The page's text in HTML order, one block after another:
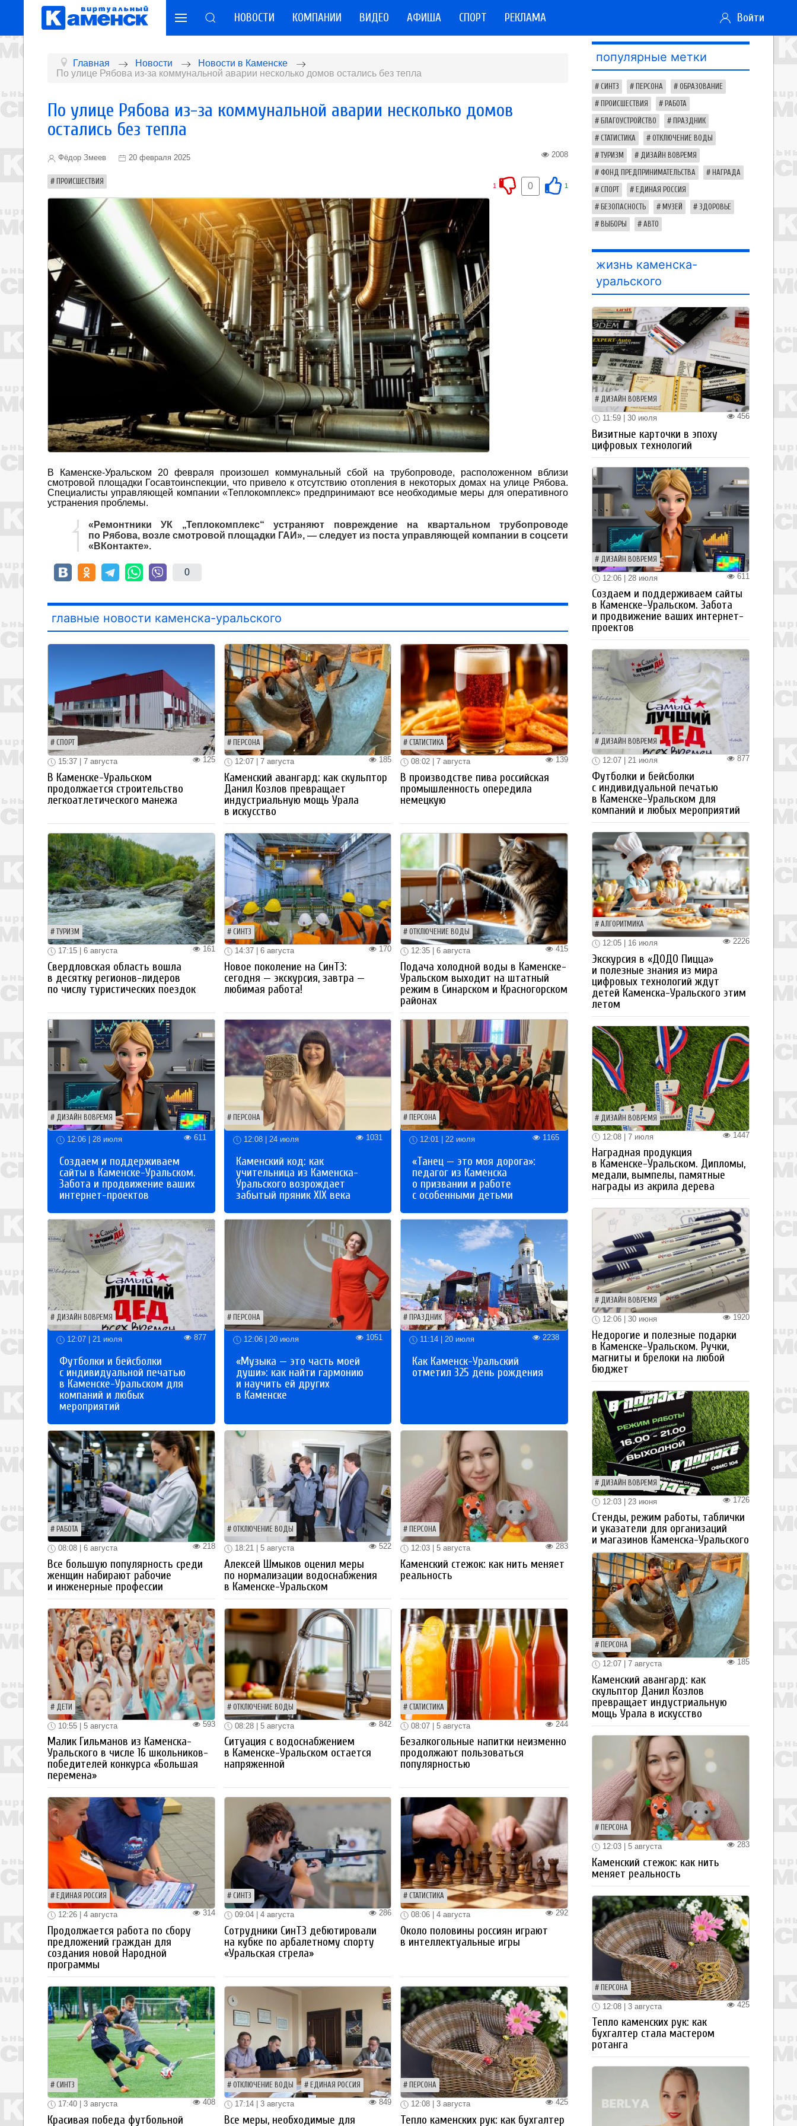
НОВОСТИ КОМПАНИИ ВИДЕО АФИША СПОРТ РЕКЛАМА Войти
Главная Новости
Новости в Каменске
По улице Рябова из-за коммунальной аварии несколько домов остались без тепла
По улице Рябова из-за коммунальной аварии несколько домов
остались без тепла
Фёдор Змеев 20 февраля 2025 2008
ПРОИСШЕСТВИЯ 1
0
1
В Каменске-Уральском 20 февраля произошел коммунальный сбой на трубопроводе, расположенном вблизи
смотровой площадки Госавтоинспекции, что привело к отсутствию отопления в некоторых домах на улице Рябова.
Специалисты управляющей компании «Теплокомплекс» предпринимают все необходимые меры для оперативного
устранения проблемы.
«Ремонтники УК „Теплокомплекс“ устраняют повреждение на квартальном трубопроводе
по Рябова, возле смотровой площадки ГАИ», — следует из поста управляющей компании в соцсети
«ВКонтакте».
0
главные новости каменска-уральского
СПОРТ
125
15:37 | 7 августа
В Каменске-Уральском
продолжается строительство
легкоатлетического манежа
ПЕРСОНА
185
12:07 | 7 августа
Каменский авангард: как скульптор
Данил Козлов превращает
индустриальную мощь Урала
в искусство
СТАТИСТИКА
139
08:02 | 7 августа
В производстве пива российская
промышленность опередила
немецкую
ТУРИЗМ
161
17:15 | 6 августа
Свердловская область вошла
в десятку регионов-лидеров
по числу туристических поездок
СИНТЗ
170
14:37 | 6 августа
Новое поколение на СинТЗ:
сегодня — экскурсия, завтра —
любимая работа!
ОТКЛЮЧЕНИЕ ВОДЫ
415
12:35 | 6 августа
Подача холодной воды в Каменске-
Уральском выходит на штатный
режим в Синарском и Красногорском
районах
ДИЗАЙН ВОВРЕМЯ
12:06 | 28 июля 611
Создаем и поддерживаем
сайты в Каменске-Уральском.
Забота и продвижение ваших
интернет-проектов
ПЕРСОНА
12:08 | 24 июля 1031
Каменский код: как
учительница из Каменска-
Уральского возрождает
забытый пряник XIX века
ПЕРСОНА
12:01 | 22 июля 1165
«Танец — это моя дорога»:
педагог из Каменска
о призвании и работе
с особенными детьми
ДИЗАЙН ВОВРЕМЯ
12:07 | 21 июля 877
Футболки и бейсболки
с индивидуальной печатью
в Каменске-Уральском для
компаний и любых
мероприятий
ПЕРСОНА
12:06 | 20 июля 1051
«Музыка — это часть моей
души»: как найти гармонию
и научить ей других
в Каменске
ПРАЗДНИК
11:14 | 20 июля 2238
Как Каменск-Уральский
отметил 325 день рождения
РАБОТА
218
08:08 | 6 августа
Все большую популярность среди
женщин набирают рабочие
и инженерные профессии
ОТКЛЮЧЕНИЕ ВОДЫ
522
18:21 | 5 августа
Алексей Шмыков оценил меры
по нормализации водоснабжения
в Каменске-Уральском
ПЕРСОНА
283
12:03 | 5 августа
Каменский стежок: как нить меняет
реальность
ДЕТИ
593
10:55 | 5 августа
Малик Гильманов из Каменска-
Уральского в числе 16 школьников-
победителей конкурса «Большая
перемена»
ОТКЛЮЧЕНИЕ ВОДЫ
842
08:28 | 5 августа
Ситуация с водоснабжением
в Каменске-Уральском остается
напряженной
СТАТИСТИКА
244
08:07 | 5 августа
Безалкогольные напитки неизменно
продолжают пользоваться
популярностью
ЕДИНАЯ РОССИЯ
314
12:26 | 4 августа
Продолжается работа по сбору
предложений граждан для
создания новой Народной
программы
СИНТЗ
286
09:04 | 4 августа
Сотрудники СинТЗ дебютировали
на кубке по арбалетному спорту
«Уральская стрела»
СТАТИСТИКА
292
08:06 | 4 августа
Около половины россиян играют
в интеллектуальные игры
СИНТЗ
408
17:40 | 3 августа
Красивая победа футбольной
ОТКЛЮЧЕНИЕ ВОДЫ ЕДИНАЯ РОССИЯ
849
17:14 | 3 августа
Все меры, необходимые для
ПЕРСОНА
425
12:08 | 3 августа
Тепло каменских рук: как бухгалтер
популярные метки
СИНТЗ ПЕРСОНА ОБРАЗОВАНИЕ
ПРОИСШЕСТВИЯ РАБОТА
БЛАГОУСТРОЙСТВО ПРАЗДНИК
СТАТИСТИКА ОТКЛЮЧЕНИЕ ВОДЫ
ТУРИЗМ ДИЗАЙН ВОВРЕМЯ
ФОНД ПРЕДПРИНИМАТЕЛЬСТВА НАГРАДА
СПОРТ ЕДИНАЯ РОССИЯ
БЕЗОПАСНОСТЬ МУЗЕЙ ЗДОРОВЬЕ
ВЫБОРЫ АВТО
жизнь каменска-
уральского
ДИЗАЙН ВОВРЕМЯ
456
11:59 | 30 июля
Визитные карточки в эпоху
цифровых технологий
ДИЗАЙН ВОВРЕМЯ
611
12:06 | 28 июля
Создаем и поддерживаем сайты
в Каменске-Уральском. Забота
и продвижение ваших интернет-
проектов
ДИЗАЙН ВОВРЕМЯ
877
12:07 | 21 июля
Футболки и бейсболки
с индивидуальной печатью
в Каменске-Уральском для
компаний и любых мероприятий
АЛГОРИТМИКА
2226
12:05 | 16 июля
Экскурсия в «ДОДО Пицца»
и полезные знания из мира
цифровых технологий ждут
детей Каменска-Уральского этим
летом
ДИЗАЙН ВОВРЕМЯ
1447
12:08 | 7 июля
Наградная продукция
в Каменске-Уральском. Дипломы,
медали, вымпелы, памятные
награды из акрила дерева
ДИЗАЙН ВОВРЕМЯ
1920
12:06 | 30 июня
Недорогие и полезные подарки
в Каменске-Уральском. Ручки,
магниты и брелоки на любой
бюджет
ДИЗАЙН ВОВРЕМЯ
1726
12:03 | 23 июня
Стенды, режим работы, таблички
и указатели для организаций
и магазинов Каменска-Уральского
ПЕРСОНА
185
12:07 | 7 августа
Каменский авангард: как
скульптор Данил Козлов
превращает индустриальную
мощь Урала в искусство
ПЕРСОНА
283
12:03 | 5 августа
Каменский стежок: как нить
меняет реальность
ПЕРСОНА
425
12:08 | 3 августа
Тепло каменских рук: как
бухгалтер стала мастером
ротанга